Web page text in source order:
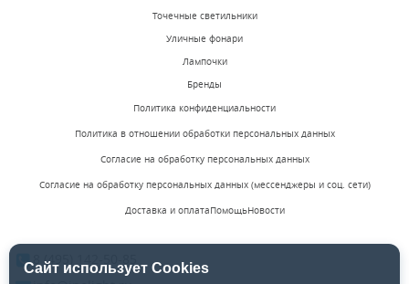
Точечные светильники
Уличные фонари
Лампочки
Бренды
Политика конфиденциальности
Политика в отношении обработки персональных данных
Согласие на обработку персональных данных
Согласие на обработку персональных данных (мессенджеры и соц. сети)
Доставка и оплатаПомощьНовости
8 (495) 142-50-85
Сайт использует Cookies